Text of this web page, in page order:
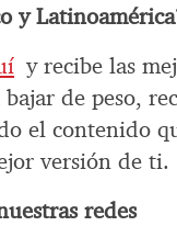
y
y recibe las
bajar de peso,
el contenido
versión de ti.
redes